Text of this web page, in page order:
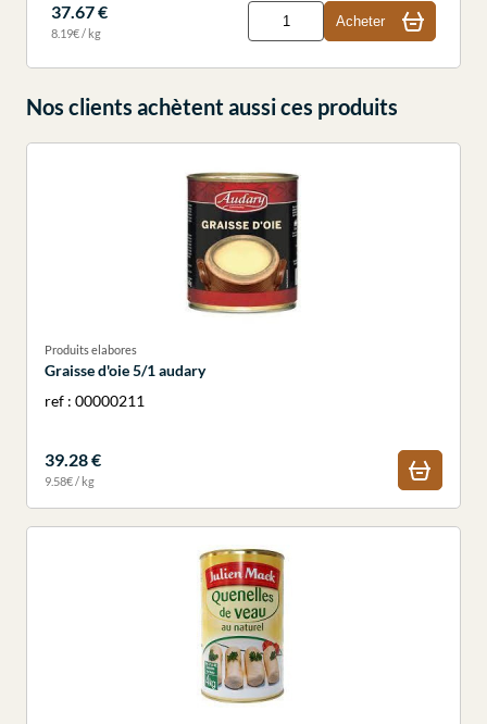
37.67 €
8.19€ / kg
Acheter
Nos clients achètent aussi ces produits
Produits elabores
Graisse d'oie 5/1 audary
ref : 00000211
39.28 €
9.58€ / kg